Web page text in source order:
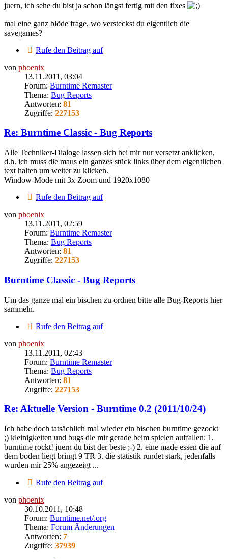
juern, ich sehe du bist ja schon längst fertig mit den fixes
mal eine ganz blöde frage, wo versteckst du eigentlich die
savegames?
Rufe den Beitrag auf
von phoenix
13.11.2011, 03:04
Forum: Burntime Remaster
Thema: Bug Reports
Antworten: 81
Zugriffe: 227153
Re: Burntime Classic - Bug Reports
Alle Techniker-Dialoge lassen sich bei mir nur versetzt anklicken,
d.h. ich muss die maus ein ganzes stück links über dem eigentlichen
text halten um weiter zu klicken.
Window-Mode mit 3x Zoom und 1920x1080
Rufe den Beitrag auf
von phoenix
13.11.2011, 02:59
Forum: Burntime Remaster
Thema: Bug Reports
Antworten: 81
Zugriffe: 227153
Burntime Classic - Bug Reports
Um das ganze mal ein bischen zu ordnen bitte alle Bug-Reports hier
sammeln.
Rufe den Beitrag auf
von phoenix
13.11.2011, 02:43
Forum: Burntime Remaster
Thema: Bug Reports
Antworten: 81
Zugriffe: 227153
Re: Aktuelle Version - Burntime 0.2 (2011/10/24)
Ich habe doch tatsächlich mal wieder ein bischen burntime gezockt
;) kleinigkeiten und bugs die mir gerade beim spielen auffallen: 1.
burntime rockt! juern du bist der beste ;-) 2. eine made essen die auf
dem boden liegt bringt 9 TR 3. die statistik rundet stark, jedenfalls
wurden mir 25% angezeigt ...
Rufe den Beitrag auf
von phoenix
30.10.2011, 10:48
Forum: Burntime.net/.org
Thema: Forum Änderungen
Antworten: 7
Zugriffe: 37939